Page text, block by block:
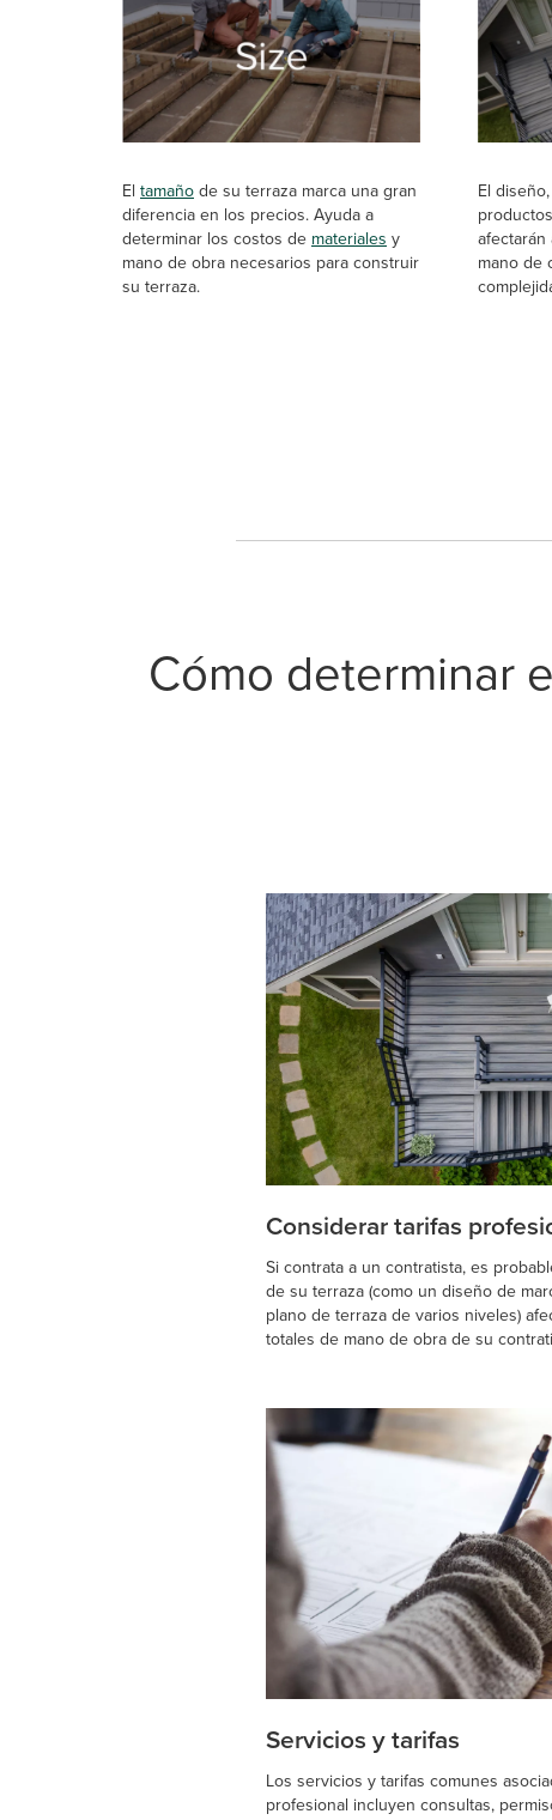
El tamaño de su terraza marca una gran
diferencia en los precios. Ayuda a
determinar los costos de materiales y
mano de obra necesarios para construir
su terraza.
El
mano de
Cómo determinar
Considerar tarifas
Si contrata a un contratista, es
de su terraza (como un diseño de
plano de terraza de varios niveles)
totales de mano de obra de su
Servicios y tarifas
Los servicios y tarifas comunes
profesional incluyen consultas,